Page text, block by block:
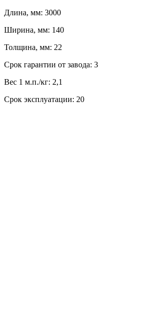
Длина, мм: 3000
Ширина, мм: 140
Толщина, мм: 22
Срок гарантии от завода: 3
Вес 1 м.п./кг: 2,1
Срок эксплуатации: 20